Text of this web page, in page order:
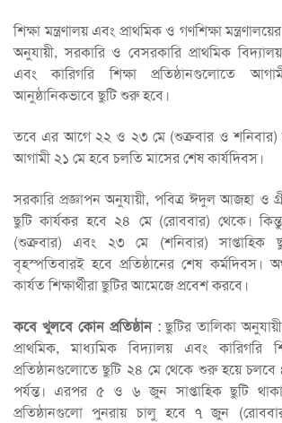
শিক্ষা মন্ত্রণালয় এবং প্রাথমিক ও গণশিক্ষা
অনুযায়ী, সরকারি ও বেসরকারি প্রাথমিক
এবং কারিগরি শিক্ষা প্রতিষ্ঠানগুলোতে
আনুষ্ঠানিকভাবে ছুটি শুরু হবে।
তবে এর আগে ২২ ও ২৩ মে (শুক্রবার ও শনিবার)
আগামী ২১ মে হবে চলতি মাসের শেষ কার্যদিবস।
সরকারি প্রজ্ঞাপন অনুযায়ী, পবিত্র ঈদুল আজহা ও
ছুটি কার্যকর হবে ২৪ মে (রোববার) থেকে।
(শুক্রবার) এবং ২৩ মে (শনিবার) সাপ্তাহিক
বৃহস্পতিবারই হবে প্রতিষ্ঠানের শেষ কর্মদিবস।
কার্যত শিক্ষার্থীরা ছুটির আমেজে প্রবেশ করবে।
কবে খুলবে কোন প্রতিষ্ঠান: ছুটির তালিকা
প্রাথমিক, মাধ্যমিক বিদ্যালয় এবং কারিগরি
প্রতিষ্ঠানগুলোতে ছুটি ২৪ মে থেকে শুরু হয়ে
পর্যন্ত। এরপর ৫ ও ৬ জুন সাপ্তাহিক ছুটি
প্রতিষ্ঠানগুলো পুনরায় চালু হবে ৭ জুন